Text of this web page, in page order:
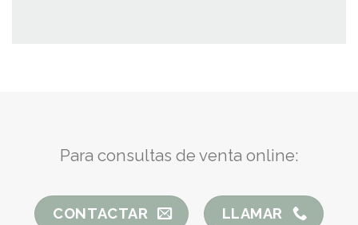
Para consultas de venta online:
CONTACTAR LLAMAR